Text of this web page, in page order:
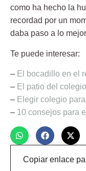
como ha hecho la
recordad por un
daba paso a lo
Te puede interesar:
– El bocadillo en el
– El patio del
– Elegir colegio
– 10 consejos para
Copiar enlace